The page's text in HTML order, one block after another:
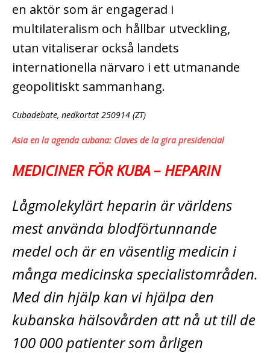
en aktör som är engagerad i
multilateralism och hållbar utveckling,
utan vitaliserar också landets
internationella närvaro i ett utmanande
geopolitiskt sammanhang.
Cubadebate, nedkortat 250914 (ZT)
Asia en la agenda cubana: Claves de la gira presidencial
MEDICINER FÖR KUBA – HEPARIN
Lågmolekylärt heparin är världens
mest använda blodförtunnande
medel och är en väsentlig medicin i
många medicinska specialistområden.
Med din hjälp kan vi hjälpa den
kubanska hälsovården att nå ut till de
100 000 patienter som årligen